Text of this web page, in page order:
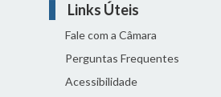
Links Úteis
Fale com a Câmara
Perguntas Frequentes
Acessibilidade